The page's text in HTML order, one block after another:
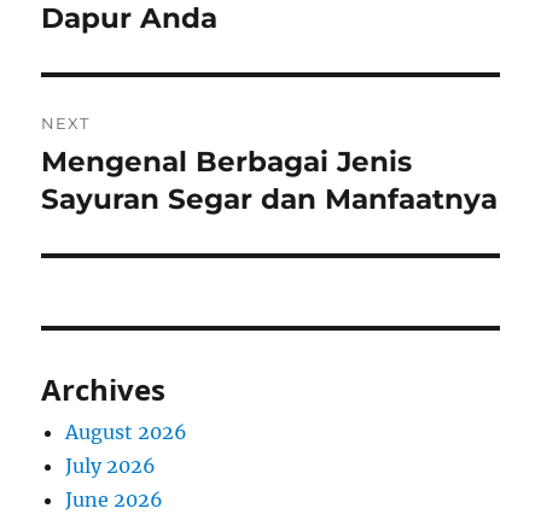
Dapur Anda
NEXT
Next
post:
Mengenal Berbagai Jenis
Sayuran Segar dan Manfaatnya
Archives
August 2026
July 2026
June 2026